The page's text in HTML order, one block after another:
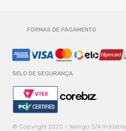
© Copyright 2020 - Xalingo S/A Indústria
FORMAS DE PAGAMENTO
SELO DE SEGURANÇA